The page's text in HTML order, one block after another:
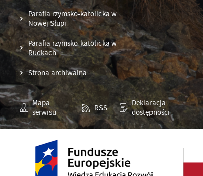
Parafia rzymsko-katolicka w
Nowej Słupi
Parafia rzymsko-katolicka w
Rudkach
Strona archiwalna
Mapa
serwisu
RSS
Deklaracja
dostępności